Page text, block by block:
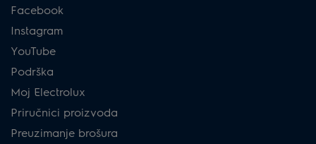
Facebook
Instagram
YouTube
Podrška
Moj Electrolux
Priručnici proizvoda
Preuzimanje brošura